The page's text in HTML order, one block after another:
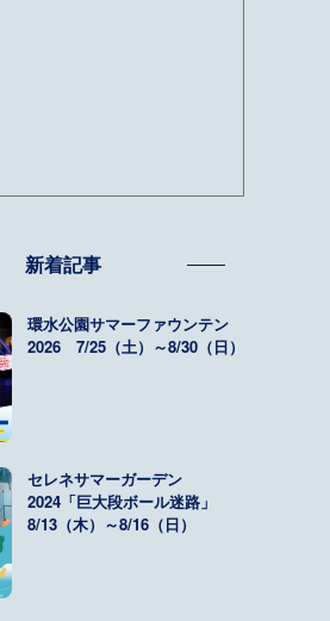
新着記事
環水公園サマーファウンテン
2026 7/25（土）～8/30（日）
セレネサマーガーデン
2024「巨大段ボール迷路」
8/13（木）～8/16（日）